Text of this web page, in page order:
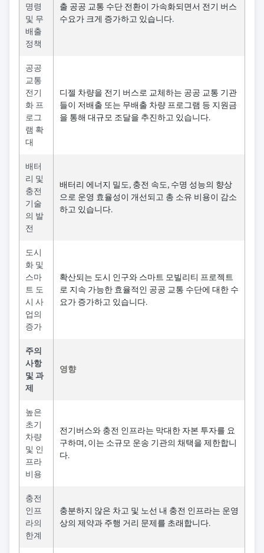
명령
및 무
배출
정책
출 공공 교통 수단 전환이 가속화되면서 전기 버스
수요가 크게 증가하고 있습니다.
공공
교통
전기
화 프
로그
램 확
대
디젤 차량을 전기 버스로 교체하는 공공 교통 기관
들이 저배출 또는 무배출 차량 프로그램 등 지원금
을 통해 대규모 조달을 추진하고 있습니다.
배터
리 및
충전
기술
의 발
전
배터리 에너지 밀도, 충전 속도, 수명 성능의 향상
으로 운영 효율성이 개선되고 총 소유 비용이 감소
하고 있습니다.
도시
화 및
스마
트 도
시 사
업의
증가
확산되는 도시 인구와 스마트 모빌리티 프로젝트
로 지속 가능한 효율적인 공공 교통 수단에 대한 수
요가 증가하고 있습니다.
주의
사항
및 과
제
영향
높은
초기
차량
및 인
프라
비용
전기버스와 충전 인프라는 막대한 자본 투자를 요
구하며, 이는 소규모 운송 기관의 채택을 제한합니
다.
충전
인프
라의
한계
충분하지 않은 차고 및 노선 내 충전 인프라는 운영
상의 제약과 주행 거리 문제를 초래합니다.